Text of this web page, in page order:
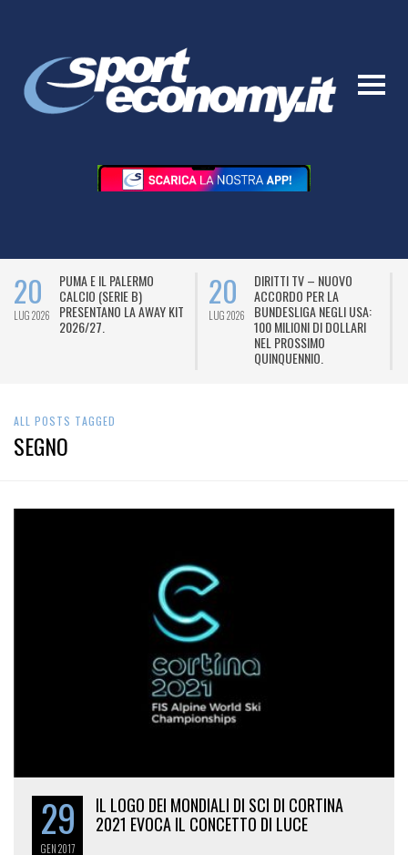
20
LUG 2026
PUMA E IL PALERMO
CALCIO (SERIE B)
PRESENTANO LA AWAY KIT
2026/27.
20
LUG 2026
DIRITTI TV – NUOVO
ACCORDO PER LA
BUNDESLIGA NEGLI USA:
100 MILIONI DI DOLLARI
NEL PROSSIMO
QUINQUENNIO.
ALL POSTS TAGGED
SEGNO
29
GEN2017
IL LOGO DEI MONDIALI DI SCI DI CORTINA
2021 EVOCA IL CONCETTO DI LUCE